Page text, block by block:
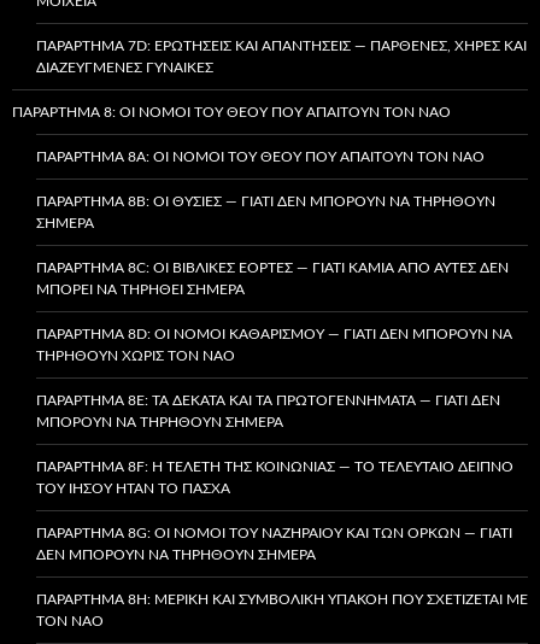
ΠΑΡΆΡΤΗΜΑ 7D: ΕΡΩΤΉΣΕΙΣ ΚΑΙ ΑΠΑΝΤΉΣΕΙΣ — ΠΑΡΘΈΝΕΣ, ΧΉΡΕΣ ΚΑΙ
ΔΙΑΖΕΥΓΜΈΝΕΣ ΓΥΝΑΊΚΕΣ
ΠΑΡΆΡΤΗΜΑ 8: ΟΙ ΝΌΜΟΙ ΤΟΥ ΘΕΟΎ ΠΟΥ ΑΠΑΙΤΟΎΝ ΤΟΝ ΝΑΌ
ΠΑΡΆΡΤΗΜΑ 8A: ΟΙ ΝΌΜΟΙ ΤΟΥ ΘΕΟΎ ΠΟΥ ΑΠΑΙΤΟΎΝ ΤΟΝ ΝΑΌ
ΠΑΡΆΡΤΗΜΑ 8B: ΟΙ ΘΥΣΊΕΣ — ΓΙΑΤΊ ΔΕΝ ΜΠΟΡΟΎΝ ΝΑ ΤΗΡΗΘΟΎΝ
ΣΉΜΕΡΑ
ΠΑΡΆΡΤΗΜΑ 8C: ΟΙ ΒΙΒΛΙΚΈΣ ΕΟΡΤΈΣ — ΓΙΑΤΊ ΚΑΜΊΑ ΑΠΌ ΑΥΤΈΣ ΔΕΝ
ΜΠΟΡΕΊ ΝΑ ΤΗΡΗΘΕΊ ΣΉΜΕΡΑ
ΠΑΡΆΡΤΗΜΑ 8D: ΟΙ ΝΌΜΟΙ ΚΑΘΑΡΙΣΜΟΎ — ΓΙΑΤΊ ΔΕΝ ΜΠΟΡΟΎΝ ΝΑ
ΤΗΡΗΘΟΎΝ ΧΩΡΊΣ ΤΟΝ ΝΑΌ
ΠΑΡΆΡΤΗΜΑ 8E: ΤΑ ΔΈΚΑΤΑ ΚΑΙ ΤΑ ΠΡΩΤΟΓΕΝΝΉΜΑΤΑ — ΓΙΑΤΊ ΔΕΝ
ΜΠΟΡΟΎΝ ΝΑ ΤΗΡΗΘΟΎΝ ΣΉΜΕΡΑ
ΠΑΡΆΡΤΗΜΑ 8F: Η ΤΕΛΕΤΉ ΤΗΣ ΚΟΙΝΩΝΊΑΣ — ΤΟ ΤΕΛΕΥΤΑΊΟ ΔΕΊΠΝΟ
ΤΟΥ ΙΗΣΟΎ ΉΤΑΝ ΤΟ ΠΆΣΧΑ
ΠΑΡΆΡΤΗΜΑ 8G: ΟΙ ΝΌΜΟΙ ΤΟΥ ΝΑΖΗΡΑΊΟΥ ΚΑΙ ΤΩΝ ΌΡΚΩΝ — ΓΙΑΤΊ
ΔΕΝ ΜΠΟΡΟΎΝ ΝΑ ΤΗΡΗΘΟΎΝ ΣΉΜΕΡΑ
ΠΑΡΆΡΤΗΜΑ 8H: ΜΕΡΙΚΉ ΚΑΙ ΣΥΜΒΟΛΙΚΉ ΥΠΑΚΟΉ ΠΟΥ ΣΧΕΤΊΖΕΤΑΙ ΜΕ
ΤΟΝ ΝΑΌ